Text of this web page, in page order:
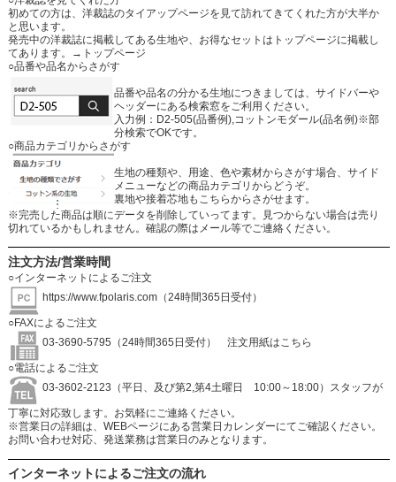
初めての方は、洋裁誌のタイアップページを見て訪れてきてくれた方が大半か
と思います。
発売中の洋裁誌に掲載してある生地や、お得なセットはトップページに掲載し
てあります。
→トップページ
○品番や品名からさがす
品番や品名の分かる生地につきましては、サイドバーや
ヘッダーにある検索窓をご利用ください。
入力例：D2-505(品番例),コットンモダール(品名例)※部
分検索でOKです。
○商品カテゴリからさがす
生地の種類や、用途、色や素材からさがす場合、サイド
メニューなどの商品カテゴリからどうぞ。
裏地や接着芯地もこちらからさがせます。
※完売した商品は順にデータを削除していってます。見つからない場合は売り
切れているかもしれません。確認の際はメール等でご連絡ください。
注文方法/営業時間
○インターネットによるご注文
https://www.fpolaris.com（24時間365日受付）
○FAXによるご注文
03-3690-5795（24時間365日受付）
注文用紙はこちら
○電話によるご注文
03-3602-2123（平日、及び第2,第4土曜日 10:00～18:00）スタッフが
丁寧に対応致します。お気軽にご連絡ください。
※営業日の詳細は、WEBページにある営業日カレンダーにてご確認ください。
お問い合わせ対応、発送業務は営業日のみとなります。
インターネットによるご注文の流れ